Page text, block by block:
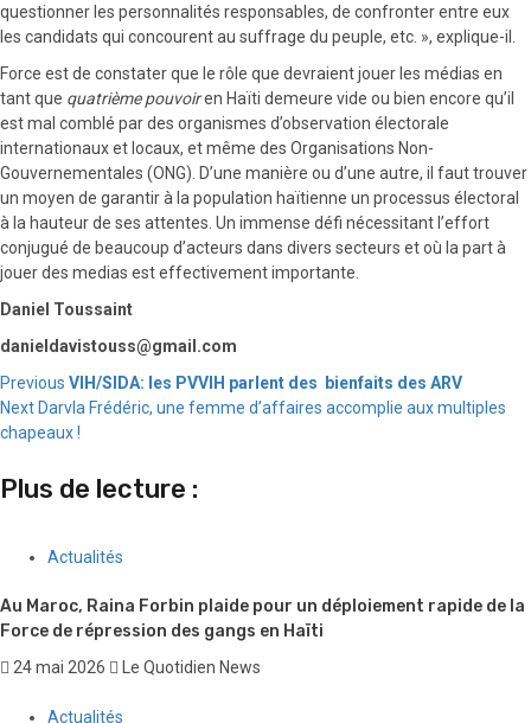
questionner les personnalités responsables, de confronter entre eux
les candidats qui concourent au suffrage du peuple, etc. », explique-il.
Force est de constater que le rôle que devraient jouer les médias en
tant que quatrième pouvoiren Haïti demeure vide ou bien encore qu’il
est mal comblé par des organismes d’observation électorale
internationaux et locaux, et même des Organisations Non-
Gouvernementales (ONG). D’une manière ou d’une autre, il faut trouver
un moyen de garantir à la population haïtienne un processus électoral
à la hauteur de ses attentes. Un immense défi nécessitant l’effort
conjugué de beaucoup d’acteurs dans divers secteurs et où la part à
jouer des medias est effectivement importante.
Daniel Toussaint
danieldavistouss@gmail.com
Continue
Reading
Previous VIH/SIDA: les PVVIH parlent des bienfaits des ARV
Next Darvla Frédéric, une femme d’affaires accomplie aux multiples
chapeaux !
Plus de lecture :
Actualités
Au Maroc, Raina Forbin plaide pour un déploiement rapide de la
Force de répression des gangs en Haïti
24 mai 2026 Le Quotidien News
Actualités